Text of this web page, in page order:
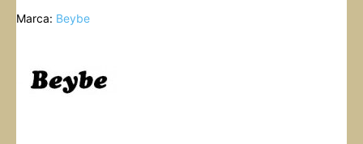
BORDADO
Marca: Beybe